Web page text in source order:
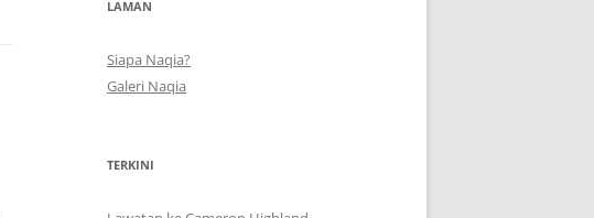
LAMAN
Siapa Naqia?
Galeri Naqia
TERKINI